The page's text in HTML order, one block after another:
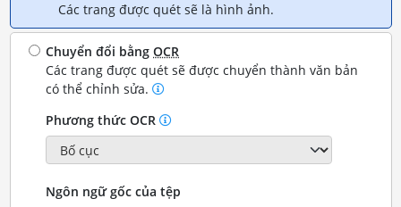
Các trang được quét sẽ là hình ảnh.
Chuyển đổi bằngOCR
Các trang được quét sẽ được chuyển thành văn bản
có thể chỉnh sửa.
Phương thức OCR
Ngôn ngữ gốc của tệp